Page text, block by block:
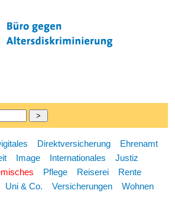
Direktversicherung
Ehrenamt
Image Internationales
Justiz
Pflege Reiserei
Rente
Uni & Co. Versicherungen Wohnen